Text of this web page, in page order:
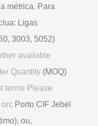
métrica. Para
Ligas
3003, 5052)
available
Quantity (MOQ)
terms Please
: Porto CIF Jebel
ou,